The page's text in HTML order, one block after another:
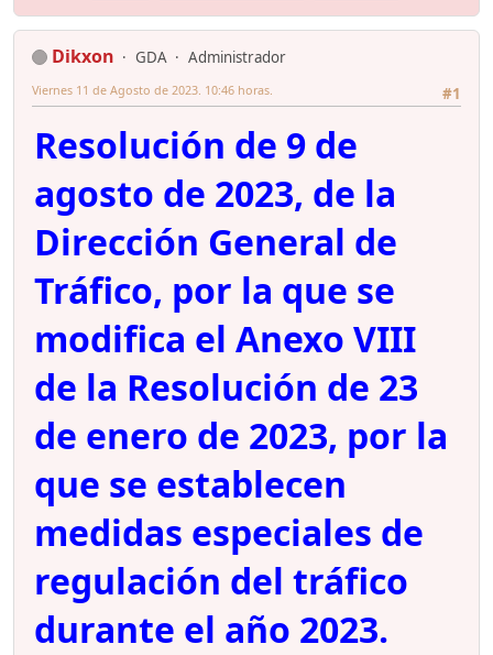
Dikxon GDA
Administrador
#1
Viernes 11 de Agosto de 2023. 10:46 horas.
Resolución de 9 de
agosto de 2023, de la
Dirección General de
Tráfico, por la que se
modifica el Anexo VIII
de la Resolución de 23
de enero de 2023, por la
que se establecen
medidas especiales de
regulación del tráfico
durante el año 2023.